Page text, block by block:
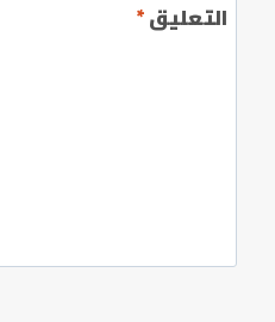
التعليق*